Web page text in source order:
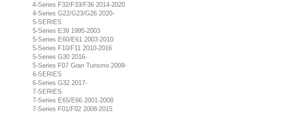
4-Series F32/F33/F36 2014-2020
4-Series G22/G23/G26 2020-
5-SERIES
5-Series E39 1995-2003
5-Series E60/E61 2003-2010
5-Series F10/F11 2010-2016
5-Series G30 2016-
5-Series F07 Gran Turismo 2009-
6-SERIES
6-Series G32 2017-
7-SERIES
7-Series E65/E66 2001-2008
7-Series F01/F02 2008-2015